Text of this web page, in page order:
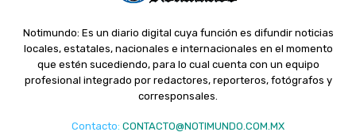
Notimundo: Es un diario digital cuya función es difundir noticias
locales, estatales, nacionales e internacionales en el momento
que estén sucediendo, para lo cual cuenta con un equipo
profesional integrado por redactores, reporteros, fotógrafos y
corresponsales.
Contacto: CONTACTO@NOTIMUNDO.COM.MX